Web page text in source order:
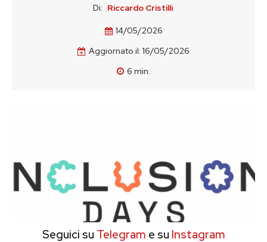
Di: Riccardo Cristilli
14/05/2026
Aggiornato il: 16/05/2026
6 min.
Seguici su Telegram e su Instagram